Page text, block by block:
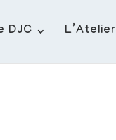
DJC L’Atelier